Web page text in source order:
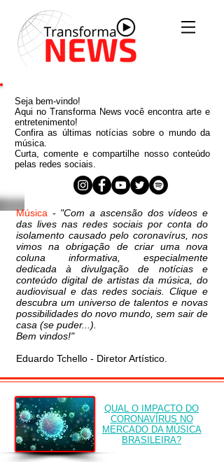
Seja bem-vindo!
Aqui no Transforma News você encontra arte e
entretenimento!
Confira as últimas notícias sobre o mundo da
música.
Curta, comente e compartilhe nosso conteúdo
pelas redes sociais.
Música - "Com a ascensão dos vídeos e
das lives nas redes sociais por conta do
isolamento causado pelo coronavírus, nos
vimos na obrigação de criar uma nova
coluna informativa, especialmente
dedicada à divulgação de notícias e
conteúdo digital de artistas da música, do
audiovisual e das redes sociais. Clique e
descubra um universo de talentos e novas
possibilidades do novo mundo, sem sair de
casa (se puder...).
Bem vindos!"
Eduardo Tchello - Diretor Artístico.
QUAL O IMPACTO DO
CORONAVÍRUS NO
MERCADO DA MÚSICA
BRASILEIRA?